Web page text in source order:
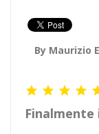
By Maurizio
   